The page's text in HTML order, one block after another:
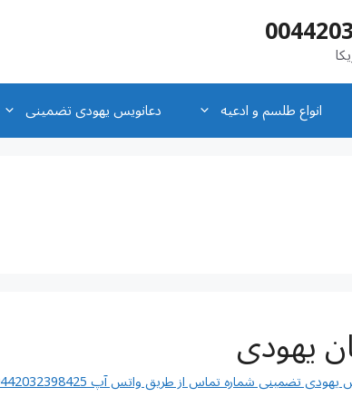
انواع طلسم و ادعیه
دعانویس یهودی تضمینی
یهودی
تضمینی شماره تماس از طریق واتس آپ 00442032398425